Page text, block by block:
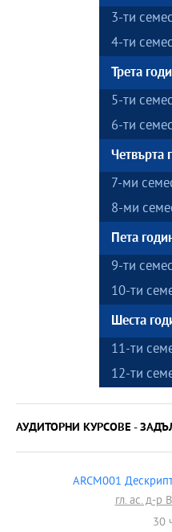
3-ти
4-ти
Трета
5-ти
6-ти
Четвърта
7-ми
8-ми
Пета
9-ти
10-ти
Шеста
11-ти
12-ти
АУДИТОРНИ КУРСОВЕ -
ARCM001
гл. ас. д-р
30